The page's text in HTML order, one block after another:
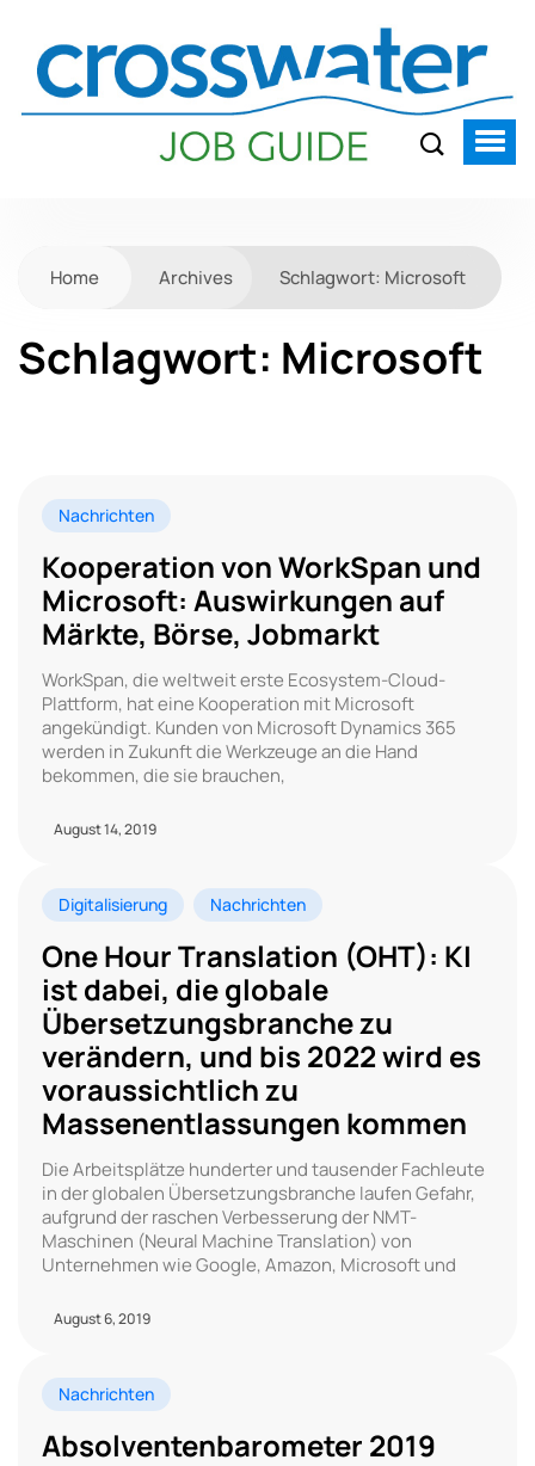
Home Archives Schlagwort: Microsoft
Schlagwort: Microsoft
Nachrichten
Kooperation von WorkSpan und
Microsoft: Auswirkungen auf
Märkte, Börse, Jobmarkt
WorkSpan, die weltweit erste Ecosystem-Cloud-
Plattform, hat eine Kooperation mit Microsoft
angekündigt. Kunden von Microsoft Dynamics 365
werden in Zukunft die Werkzeuge an die Hand
bekommen, die sie brauchen,
August 14, 2019
Digitalisierung Nachrichten
One Hour Translation (OHT): KI
ist dabei, die globale
Übersetzungsbranche zu
verändern, und bis 2022 wird es
voraussichtlich zu
Massenentlassungen kommen
Die Arbeitsplätze hunderter und tausender Fachleute
in der globalen Übersetzungsbranche laufen Gefahr,
aufgrund der raschen Verbesserung der NMT-
Maschinen (Neural Machine Translation) von
Unternehmen wie Google, Amazon, Microsoft und
August 6, 2019
Nachrichten
Absolventenbarometer 2019